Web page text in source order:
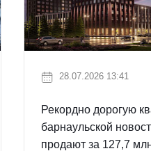
28.07.2026 13:41
Рекордно дорогую
барнаульской
продают за 127,7